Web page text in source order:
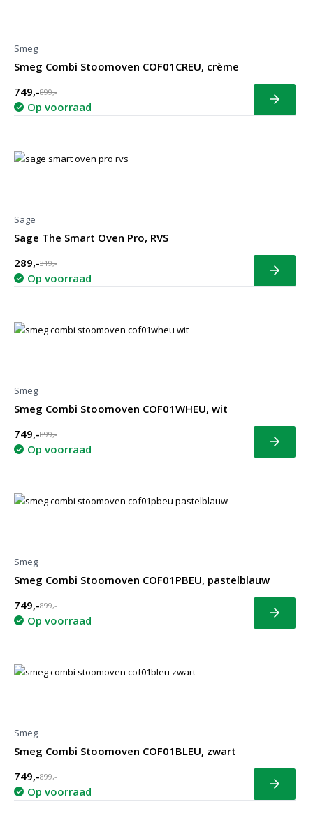
Smeg
Smeg Combi Stoomoven COF01CREU, crème
749,-899,-
Op voorraad Bekijk
Sage
Sage The Smart Oven Pro, RVS
289,-319,-
Op voorraad Bekijk
Smeg
Smeg Combi Stoomoven COF01WHEU, wit
749,-899,-
Op voorraad Bekijk
Smeg
Smeg Combi Stoomoven COF01PBEU, pastelblauw
749,-899,-
Op voorraad Bekijk
Smeg
Smeg Combi Stoomoven COF01BLEU, zwart
749,-899,-
Op voorraad Bekijk